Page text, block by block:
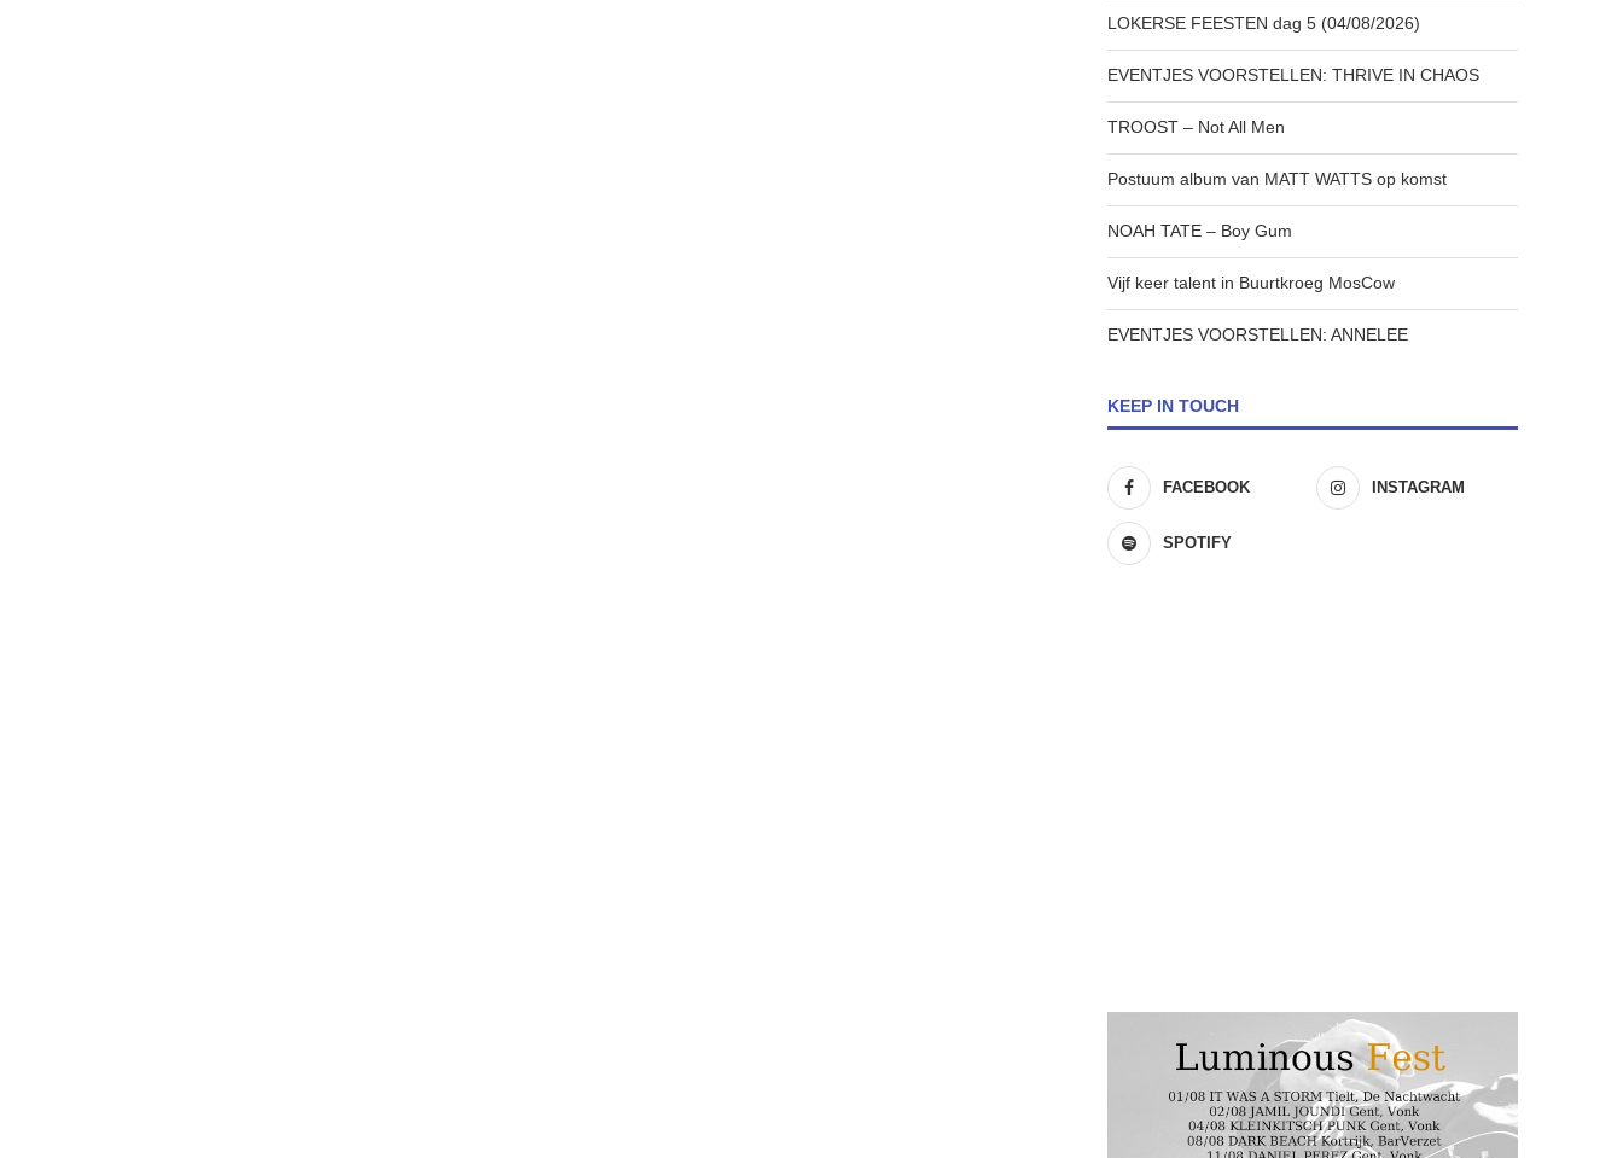
LOKERSE FEESTEN dag 5 (04/08/2026)
EVENTJES VOORSTELLEN: THRIVE IN CHAOS
TROOST – Not All Men
Postuum album van MATT WATTS op komst
NOAH TATE – Boy Gum
Vijf keer talent in Buurtkroeg MosCow
EVENTJES VOORSTELLEN: ANNELEE
KEEP IN TOUCH
FACEBOOK INSTAGRAM
SPOTIFY